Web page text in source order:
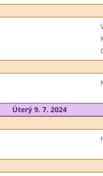
Úterý 9. 7. 2024